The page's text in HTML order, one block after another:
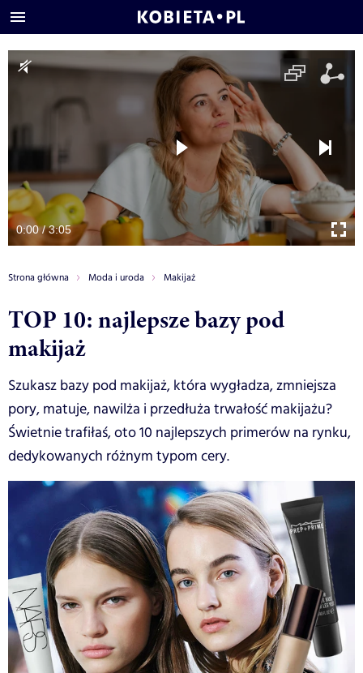
0:00 / 3:05
Strona główna Moda i uroda Makijaż
TOP 10: najlepsze bazy pod
makijaż
Szukasz bazy pod makijaż, która wygładza, zmniejsza
pory, matuje, nawilża i przedłuża trwałość makijażu?
Świetnie trafiłaś, oto 10 najlepszych primerów na rynku,
dedykowanych różnym typom cery.